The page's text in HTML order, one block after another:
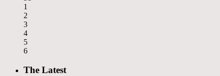
1
2
3
4
5
6
The Latest